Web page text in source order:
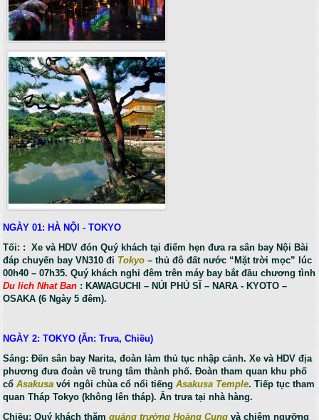
NGÀY 01: HÀ NỘI - TOKYO
Tối: : Xe và HDV đón Quý khách tại điểm hẹn đưa ra sân bay Nội Bài
đáp chuyến bay VN310 đi Tokyo – thủ đô đất nước “Mặt trời mọc” lúc
00h40 – 07h35. Quý khách nghỉ đêm trên máy bay bắt đầu chương tình
Du lich Nhat Ban : KAWAGUCHI – NÚI PHÚ SĨ – NARA - KYOTO –
OSAKA (6 Ngày 5 đêm).
NGÀY 2: TOKYO (Ăn: Trưa, Chiều)
Sáng: Đến sân bay Narita, đoàn làm thủ tục nhập cảnh. Xe và HDV địa
phương đưa đoàn về trung tâm thành phố. Đoàn tham quan khu phố
cổAsakusa với ngôi chùa cổ nổi tiếng Asakusa Temple. Tiếp tục tham
quan Tháp Tokyo (không lên tháp). Ăn trưa tại nhà hàng.
Chiều: Quý khách thămquảng trường Hoàng Cung và chiêm ngưỡng